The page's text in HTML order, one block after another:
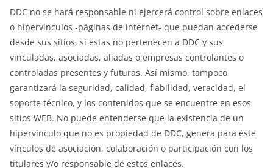
DDC no se hará responsable ni ejercerá control sobre enlaces
o hipervínculos -páginas de internet- que puedan accederse
desde sus sitios, si estas no pertenecen a DDC y sus
vinculadas, asociadas, aliadas o empresas controlantes o
controladas presentes y futuras. Así mismo, tampoco
garantizará la seguridad, calidad, fiabilidad, veracidad, el
soporte técnico, y los contenidos que se encuentre en esos
sitios WEB. No puede entenderse que la existencia de un
hipervínculo que no es propiedad de DDC, genera para éste
vínculos de asociación, colaboración o participación con los
titulares y/o responsable de estos enlaces.